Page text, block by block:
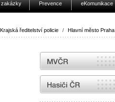
zakázky Prevence eKomunikace
Krajská ředitelství policie / Hlavní město Praha
MVČR
internetové stránky Hasiči ČR